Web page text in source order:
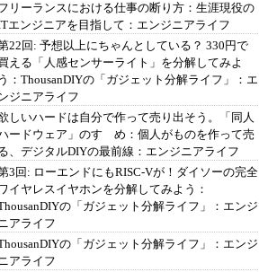
リーランスにおける仕事の断り方：生涯現役の
エンジニアを目指して：エンジニアライフ
22回: 予想以上にちゃんとしている？ 330円で
える「人感センサーライト」を分解してみよ
う：ThousanDIYの「ガジェット分解ライフ」：エ
ジニアライフ
しいハードは自分で作って売り出そう。「同人
ードウェア」のすゝめ：個人がものを作って売
、デジタルDIYの最前線：エンジニアライフ
3回: ローエンドにもRISC-Vが！ダイソーの完全
イヤレスイヤホンを分解してみよう：
の「ガジェット分解ライフ」：エンジ
アライフ
の「ガジェット分解ライフ」：エンジ
アライフ